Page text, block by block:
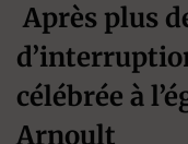
Après plus
célébrée à
Arnoult